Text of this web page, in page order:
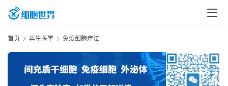
首页 再生医学 免疫细胞疗法